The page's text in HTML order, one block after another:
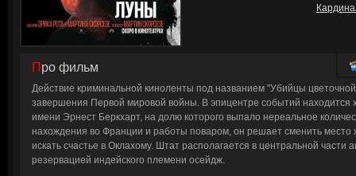
Про фильм
Действие криминальной киноленты под названием "Убийцы
завершения Первой мировой войны. В эпицентре событий находится
имени Эрнест Беркхарт, на долю которого выпало нереальное
нахождения во Франции и работы поваром, он решает сменить место
искать счастье в Оклахому. Штат располагается в центральной части
резервацией индейского племени осейдж.